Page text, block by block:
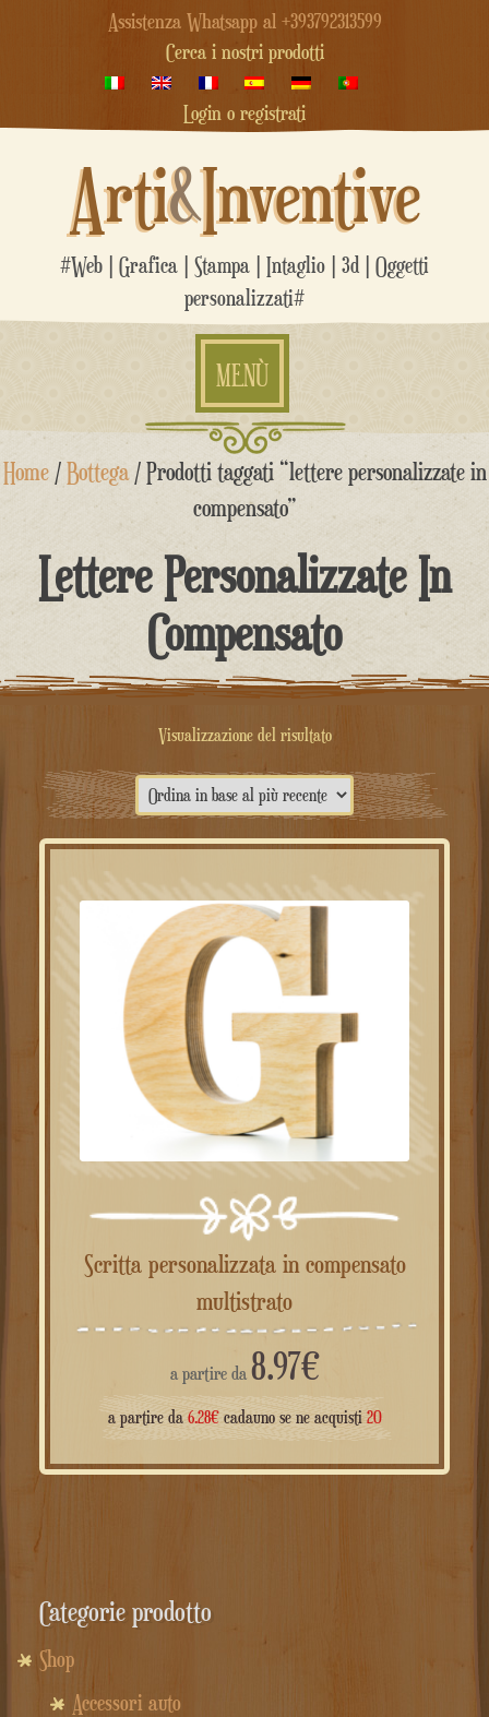
Assistenza Whatsapp al +393792313599
Cerca i nostri prodotti
Login o registrati
Arti&Inventive
#Web | Grafica | Stampa | Intaglio | 3d | Oggetti
personalizzati#
MENÙ
Salta
alHome/Bottega/ Prodotti taggati “lettere personalizzate in
compensato”
Lettere Personalizzate In
Compensato
Visualizzazione del risultato
Scritta personalizzata in compensato
multistrato
a partire da 8.97€
a partire da 6.28€cadauno se ne acquisti20
Categorie prodotto
Shop
Accessori auto